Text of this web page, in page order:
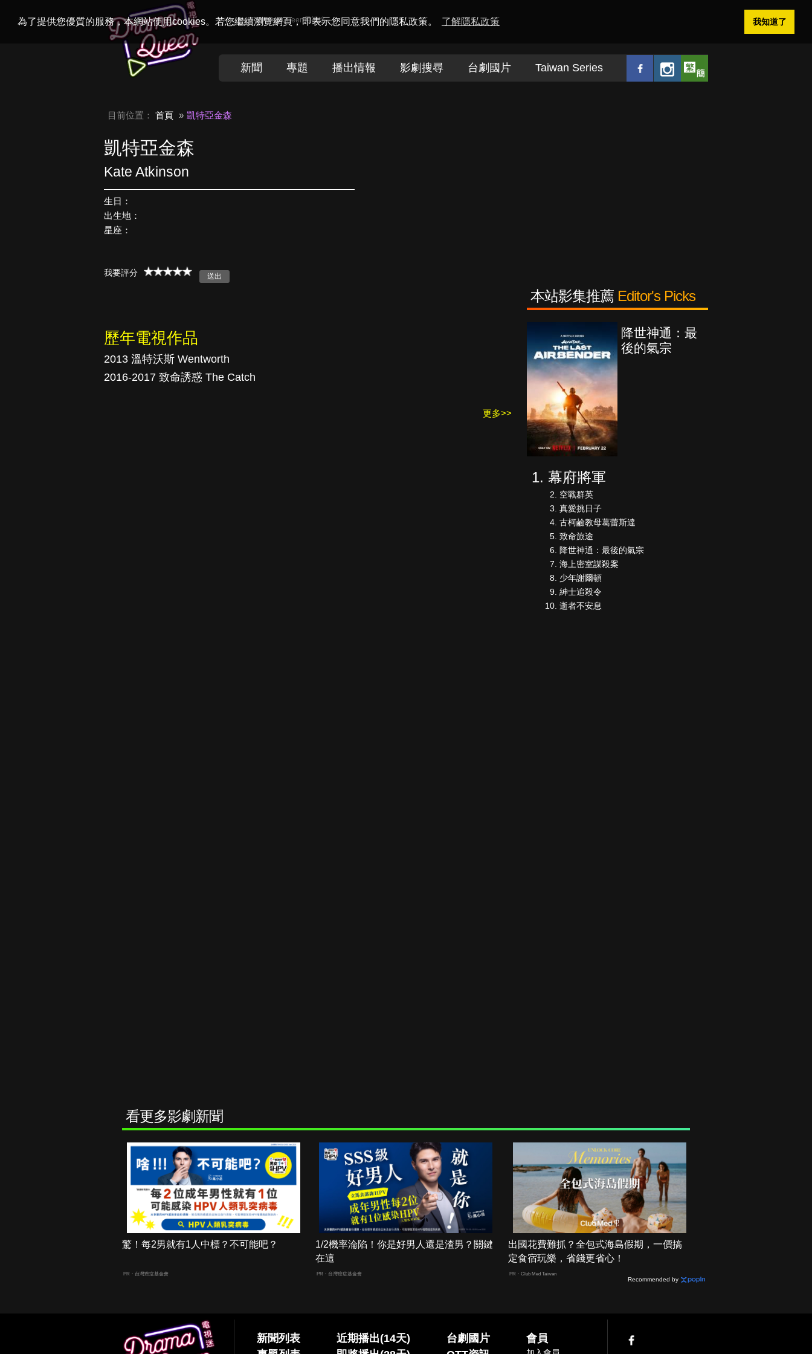
為了提供您優質的服務，本網站使用cookies。若您繼續瀏覽網頁，即表示您同意我們的隱私政策。 了解隱私政策 我知道了
Welcome toDramaQueen電視迷
新聞 專題 播出情報 影劇搜尋 台劇國片 Taiwan Series
目前位置： 首頁 凱特亞金森
凱特亞金森
Kate Atkinson
生日：
出生地：
星座：
我要評分
歷年電視作品
2013 溫特沃斯 Wentworth
2016-2017 致命誘惑 The Catch
更多>>
本站影集推薦 Editor's Picks
真愛挑日子
降世神通：最
後的氣宗
幕府將軍
空戰群英
真愛挑日子
古柯鹼教母葛蕾斯達
致命旅途
降世神通：最後的氣宗
海上密室謀殺案
少年謝爾頓
紳士追殺令
逝者不安息
看更多影劇新聞
驚！每2男就有1人中標？不可能吧？
PR・台灣癌症基金會
1/2機率淪陷！你是好男人還是渣男？關鍵
在這
PR・台灣癌症基金會
出國花費難抓？全包式海島假期，一價搞
定食宿玩樂，省錢更省心！
PR・Club Med Taiwan
Recommended by
新聞列表
近期播出(14天)
台劇國片
會員